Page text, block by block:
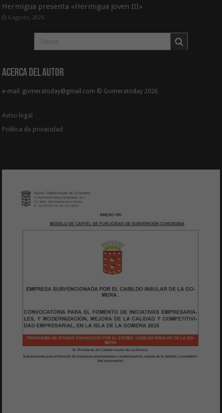
Hermigua presenta «Hermigua Joven III»
6 agosto, 2026
Acerca del Autor
e-mail: gomeratoday@gmail.com © Gomeratoday 2026
Aviso legal
Política de privacidad